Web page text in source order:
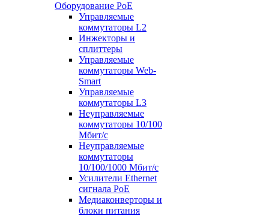
Оборудование PoE
Управляемые
коммутаторы L2
Инжекторы и
сплиттеры
Управляемые
коммутаторы Web-
Smart
Управляемые
коммутаторы L3
Неуправляемые
коммутаторы 10/100
Мбит/с
Неуправляемые
коммутаторы
10/100/1000 Мбит/с
Усилители Ethernet
сигнала PoE
Медиаконверторы и
блоки питания